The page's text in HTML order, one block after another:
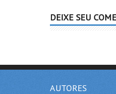
DEIXE SEU
AUTORES